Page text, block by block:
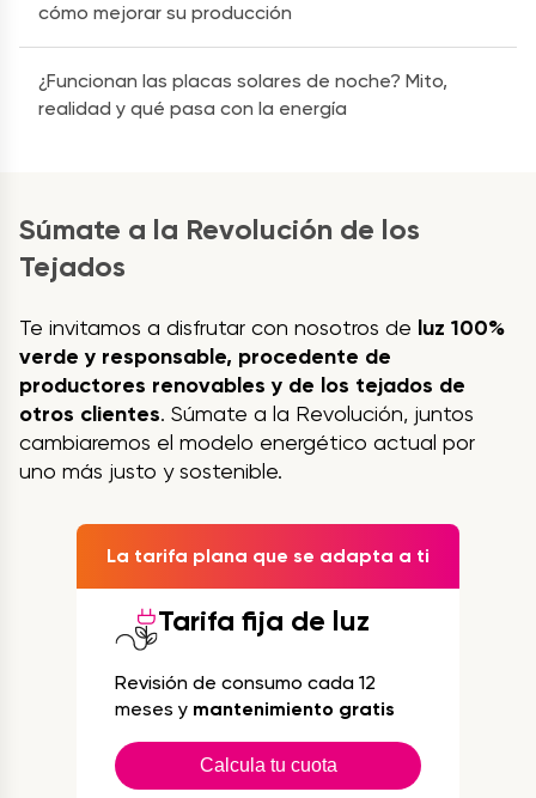
cómo mejorar su producción
¿Funcionan las placas solares de noche? Mito,
realidad y qué pasa con la energía
Súmate a la Revolución de los
Tejados
Te invitamos a disfrutar con nosotros de luz 100%
verde y responsable, procedente de
productores renovables y de los tejados de
otros clientes. Súmate a la Revolución, juntos
cambiaremos el modelo energético actual por
uno más justo y sostenible.
La tarifa plana que se adapta a ti
Tarifa fija de luz
Revisión de consumo cada 12
meses y mantenimiento gratis
Calcula tu cuota